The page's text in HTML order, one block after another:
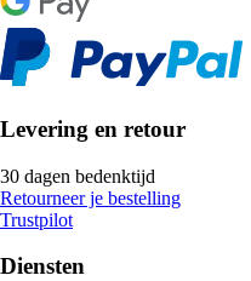
Levering en retour
30 dagen bedenktijd
Retourneer je bestelling
Trustpilot
Diensten